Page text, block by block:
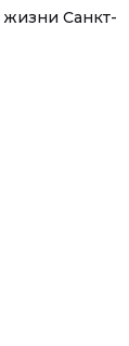
жизни Санкт-